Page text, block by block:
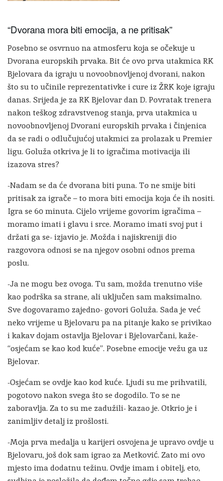
“Dvorana mora biti emocija, a ne pritisak”
Posebno se osvrnuo na atmosferu koja se očekuje u
Dvorana europskih prvaka. Bit će ovo prva utakmica RK
Bjelovara da igraju u novoobnovljenoj dvorani, nakon
što su to učinile reprezentativke i cure iz ŽRK koje igraju
danas. Srijeda je za RK Bjelovar dan D. Povratak trenera
nakon teškog zdravstvenog stanja, prva utakmica u
novoobnovljenoj Dvorani europskih prvaka i činjenica
da se radi o odlučujućoj utakmici za prolazak u Premier
ligu. Goluža otkriva je li to igračima motivacija ili
izazova stres?
-Nadam se da će dvorana biti puna. To ne smije biti
pritisak za igrače – to mora biti emocija koja će ih nositi.
Igra se 60 minuta. Cijelo vrijeme govorim igračima –
moramo imati i glavu i srce. Moramo imati svoj put i
držati ga se- izjavio je. Možda i najiskreniji dio
razgovora odnosi se na njegov osobni odnos prema
poslu.
-Ja ne mogu bez ovoga. Tu sam, možda trenutno više
kao podrška sa strane, ali uključen sam maksimalno.
Sve dogovaramo zajedno- govori Goluža. Sada je već
neko vrijeme u Bjelovaru pa na pitanje kako se privikao
i kakav dojam ostavlja Bjelovar i Bjelovarčani, kaže-
“osjećam se kao kod kuće”. Posebne emocije vežu ga uz
Bjelovar.
-Osjećam se ovdje kao kod kuće. Ljudi su me prihvatili,
pogotovo nakon svega što se dogodilo. To se ne
zaboravlja. Za to su me zadužili- kazao je. Otkrio je i
zanimljiv detalj iz prošlosti.
-Moja prva medalja u karijeri osvojena je upravo ovdje u
Bjelovaru, još dok sam igrao za Metković. Zato mi ovo
mjesto ima dodatnu težinu. Ovdje imam i obitelj, eto,